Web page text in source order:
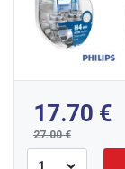
17.70
27.00